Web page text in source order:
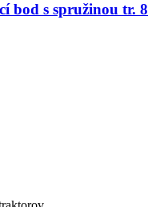
bod s spružinou tr. 8